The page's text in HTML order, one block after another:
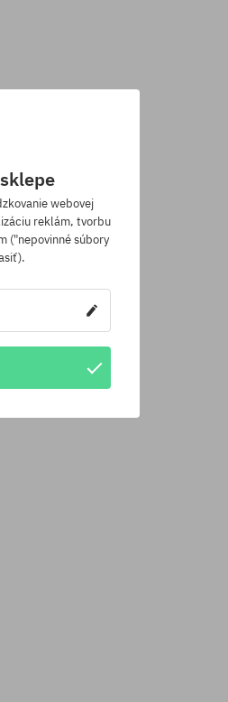
webovej
reklám, tvorbu
("nepovinné súbory